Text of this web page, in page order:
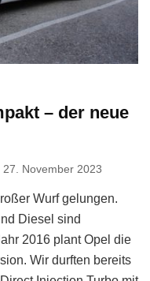
– der neue
27. November 2023
Wurf gelungen.
Diesel sind
2016 plant Opel die
Wir durften bereits